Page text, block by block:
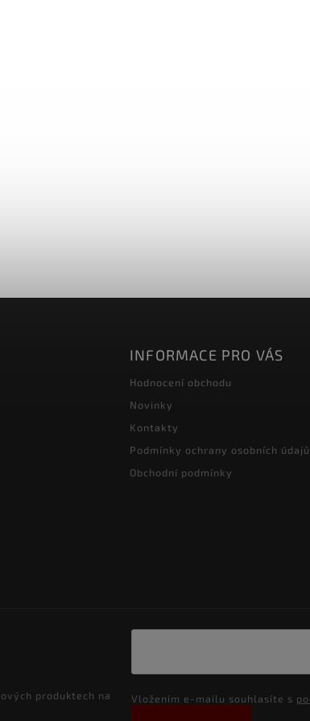
INFORMACE PRO VÁS
Hodnocení obchodu
Novinky
Kontakty
Podmínky ochrany osobních údajů
Obchodní podmínky
produktech na
Vložením e-mailu souhlasíte s